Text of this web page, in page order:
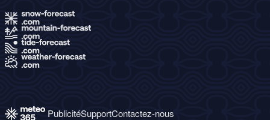
PublicitéSupportContactez-nous